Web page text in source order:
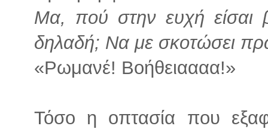
Μα, πού στην ευχή είσαι
δηλαδή; Να με σκοτώσει
«Ρωμανέ! Βοήθειαααα!»
Τόσο η οπτασία που